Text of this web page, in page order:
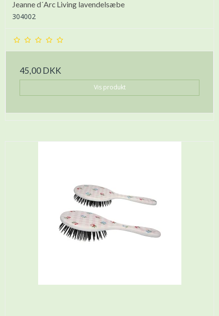
Jeanne d´Arc Living lavendelsæbe
304002
45,00 DKK
Vis produkt